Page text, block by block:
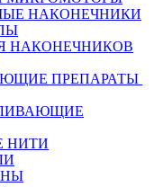
НАКОНЕЧНИКИ
НАКОНЕЧНИКОВ
ПРЕПАРАТЫ
НИТИ